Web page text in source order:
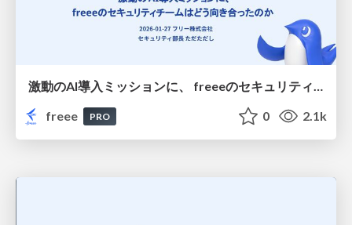
freee
PRO 0 2.1k